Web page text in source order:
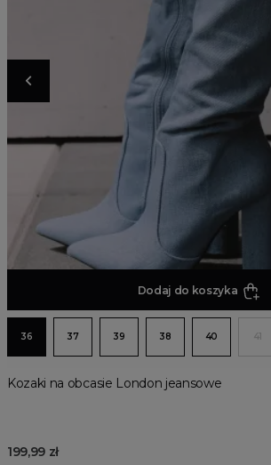
Dodaj do koszyka
36 37 39 38 40 41
Kozaki na obcasie London jeansowe
199,99 zł